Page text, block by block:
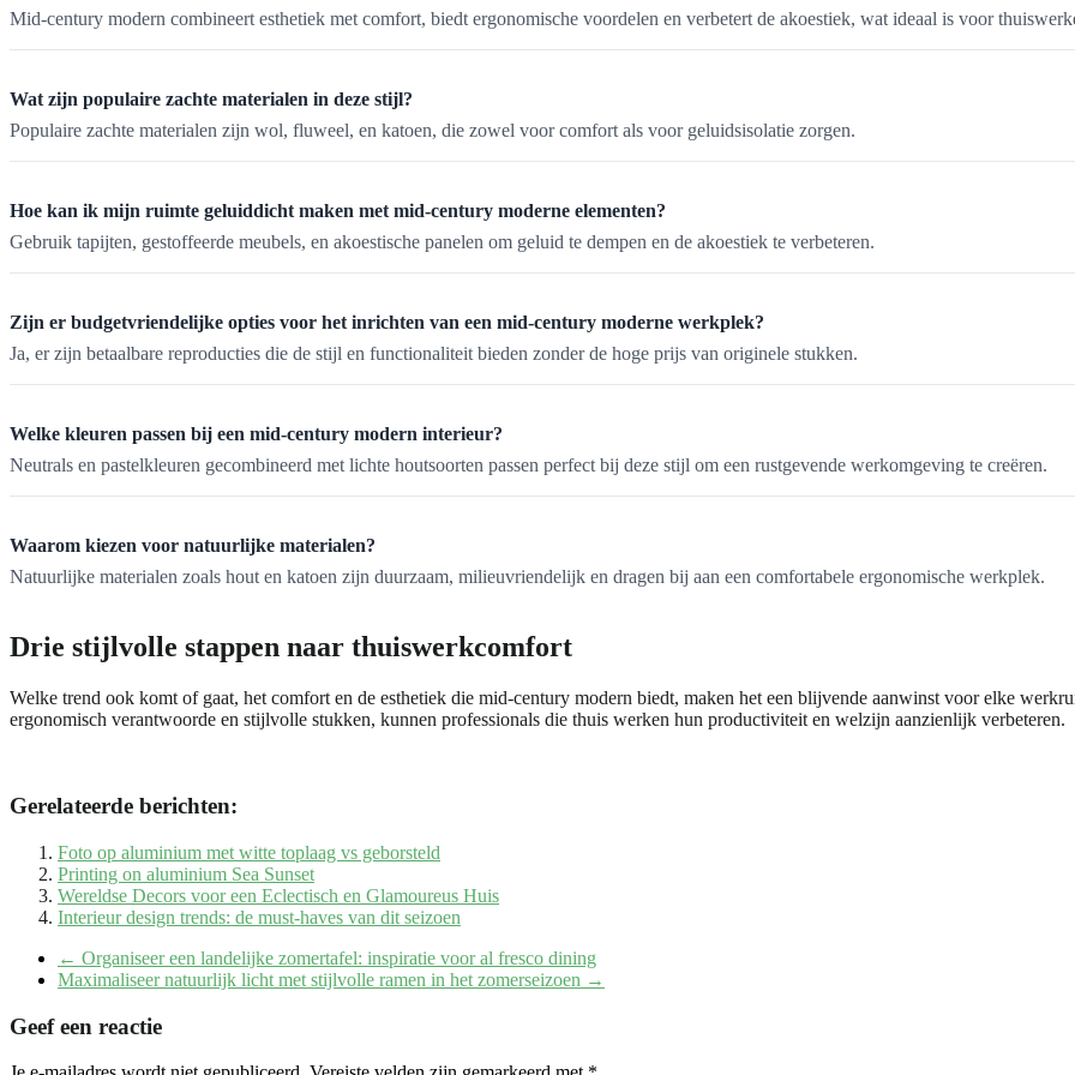
Mid-century modern combineert esthetiek met comfort, biedt ergonomische voordelen en verbetert de akoestiek, wat ideaal is voor
Wat zijn populaire zachte materialen in deze stijl?
Populaire zachte materialen zijn wol, fluweel, en katoen, die zowel voor comfort als voor geluidsisolatie zorgen.
Hoe kan ik mijn ruimte geluiddicht maken met mid-century moderne elementen?
Gebruik tapijten, gestoffeerde meubels, en akoestische panelen om geluid te dempen en de akoestiek te verbeteren.
Zijn er budgetvriendelijke opties voor het inrichten van een mid-century moderne werkplek?
Ja, er zijn betaalbare reproducties die de stijl en functionaliteit bieden zonder de hoge prijs van originele stukken.
Welke kleuren passen bij een mid-century modern interieur?
Neutrals en pastelkleuren gecombineerd met lichte houtsoorten passen perfect bij deze stijl om een rustgevende werkomgeving te creëren.
Waarom kiezen voor natuurlijke materialen?
Natuurlijke materialen zoals hout en katoen zijn duurzaam, milieuvriendelijk en dragen bij aan een comfortabele ergonomische werkplek.
Drie stijlvolle stappen naar thuiswerkcomfort
Welke trend ook komt of gaat, het comfort en de esthetiek die mid-century modern biedt, maken het een blijvende aanwinst voor elke
ergonomisch verantwoorde en stijlvolle stukken, kunnen professionals die thuis werken hun productiviteit en welzijn aanzienlijk verbeteren.
Gerelateerde berichten:
Foto op aluminium met witte toplaag vs geborsteld
Printing on aluminium Sea Sunset
Wereldse Decors voor een Eclectisch en Glamoureus Huis
Interieur design trends: de must-haves van dit seizoen
← Organiseer een landelijke zomertafel: inspiratie voor al fresco dining
Maximaliseer natuurlijk licht met stijlvolle ramen in het zomerseizoen →
Geef een reactie